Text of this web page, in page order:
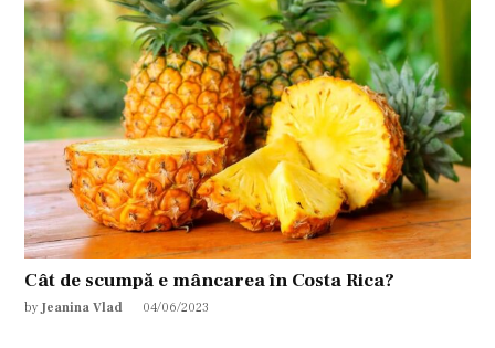
Cât de scumpă e mâncarea în Costa Rica?
by Jeanina Vlad 04/06/2023